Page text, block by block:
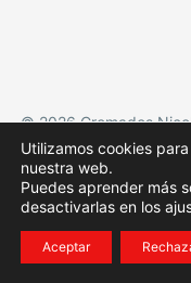
© 2026 Cromados
Aviso
Utilizamos cookies
nuestra web.
Puedes aprender más
desactivarlas en los
Aceptar